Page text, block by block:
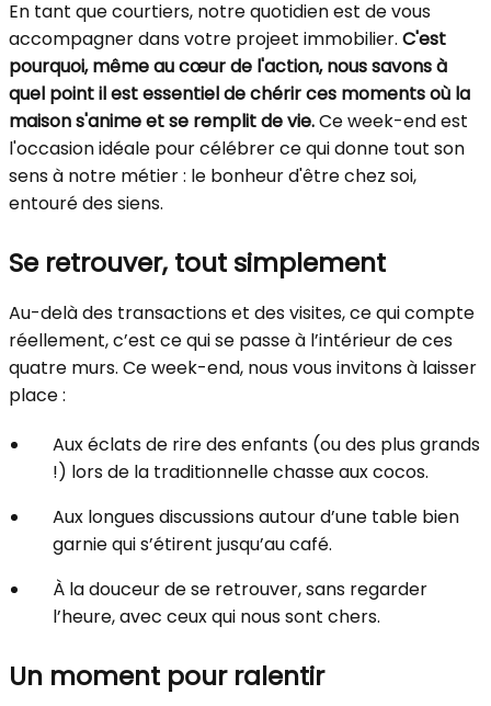
En tant que courtiers, notre quotidien est de vous
accompagner dans votre projeet immobilier. C'est
pourquoi, même au cœur de l'action, nous savons à
quel point il est essentiel de chérir ces moments où la
maison s'anime et se remplit de vie.Ce week-end est
l'occasion idéale pour célébrer ce qui donne tout son
sens à notre métier : le bonheur d'être chez soi,
entouré des siens.
Se retrouver, tout simplement
Au-delà des transactions et des visites, ce qui compte
réellement, c’est ce qui se passe à l’intérieur de ces
quatre murs. Ce week-end, nous vous invitons à laisser
place :
Aux éclats de rire des enfants (ou des plus grands
!) lors de la traditionnelle chasse aux cocos.
Aux longues discussions autour d’une table bien
garnie qui s’étirent jusqu’au café.
À la douceur de se retrouver, sans regarder
l’heure, avec ceux qui nous sont chers.
Un moment pour ralentir